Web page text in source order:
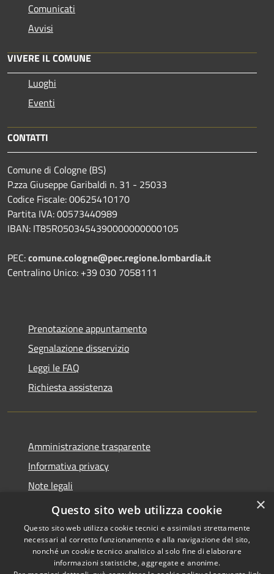
Comunicati
Avvisi
VIVERE IL COMUNE
Luoghi
Eventi
CONTATTI
Comune di Cologne (BS)
P.zza Giuseppe Garibaldi n. 31 - 25033
Codice Fiscale: 00625410170
Partita IVA: 00573440989
IBAN: IT85R0503454390000000000105
PEC:comune.cologne@pec.regione.lombardia.it
Centralino Unico: +39 030 7058111
Prenotazione appuntamento
Segnalazione disservizio
Leggi le FAQ
Richiesta assistenza
Amministrazione trasparente
Informativa privacy
Note legali
Dichiarazione di accessibilità
Copyright © 2026 • Comune di
×
Questo sito web utilizza cookie
Questo sito web utilizza cookie tecnici e assimilati strettamente
necessari al corretto funzionamento e alla navigazione del sito,
nonché un cookie tecnico analitico al solo fine di elaborare
informazioni statistiche, aggregate e anonime.